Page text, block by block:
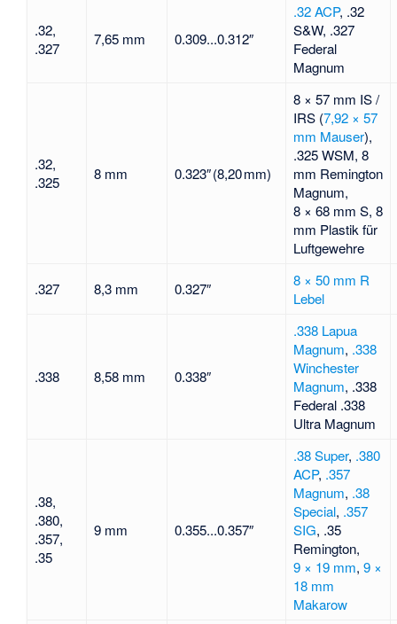
.32,
.327
7,65 mm 0.309...0.312″
.32 ACP, .32
S&W, .327
Federal
Magnum
.32,
.325
8 mm 0.323″ (8,20 mm)
8 × 57 mm IS /
IRS (7,92 × 57
mm Mauser),
.325 WSM, 8
mm Remington
Magnum,
8 × 68 mm S, 8
mm Plastik für
Luftgewehre
.327 8,3 mm 0.327″
8 × 50 mm R
Lebel
.338 8,58 mm 0.338″
.338 Lapua
Magnum, .338
Winchester
Magnum, .338
Federal .338
Ultra Magnum
.38,
.380,
.357,
.35
9 mm 0.355...0.357″
.38 Super, .380
ACP, .357
Magnum, .38
Special, .357
SIG, .35
Remington,
9 × 19 mm, 9 ×
18 mm
Makarow